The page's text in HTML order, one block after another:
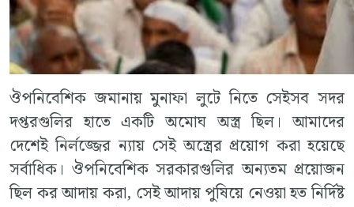
ঔপনিবেশিক জমানায় মুনাফা লুটে নিতে সেইসব সদর
দপ্তরগুলির হাতে একটি অমোঘ অস্ত্র ছিল। আমাদের
দেশেই নির্লজ্জের ন্যায় সেই অস্ত্রের প্রয়োগ করা হয়েছে
সর্বাধিক। ঔপনিবেশিক সরকারগুলির অন্যতম প্রয়োজন
ছিল কর আদায় করা, সেই আদায় পুষিয়ে নেওয়া হত নির্দিষ্ট